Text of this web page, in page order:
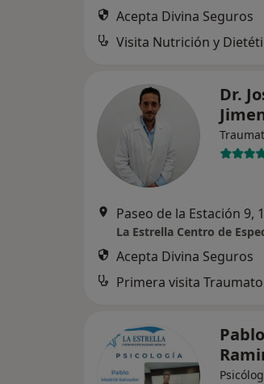
Acepta Divina Seguros
Visita Nutrición y
Dr.
Paseo de la Estación 9,
La Estrella Centro de
Acepta Divina Seguros